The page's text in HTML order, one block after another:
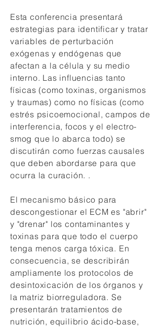
Esta conferencia presentará
estrategias para identificar y tratar
variables de perturbación
exógenas y endógenas que
afectan a la célula y su medio
interno. Las influencias tanto
físicas (como toxinas, organismos
y traumas) como no físicas (como
estrés psicoemocional, campos de
interferencia, focos y el electro-
smog que lo abarca todo) se
discutirán como fuerzas causales
que deben abordarse para que
ocurra la curación. .
El mecanismo básico para
descongestionar el ECM es "abrir"
y "drenar" los contaminantes y
toxinas para que todo el cuerpo
tenga menos carga tóxica. En
consecuencia, se describirán
ampliamente los protocolos de
desintoxicación de los órganos y
la matriz biorreguladora. Se
presentarán tratamientos de
nutrición, equilibrio ácido-base,